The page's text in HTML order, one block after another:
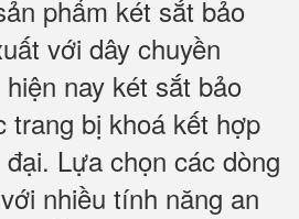
phẩm két sắt bảo
với dây chuyền
nay két sắt bảo
trang bị khoá kết hợp
Lựa chọn các dòng
nhiều tính năng an